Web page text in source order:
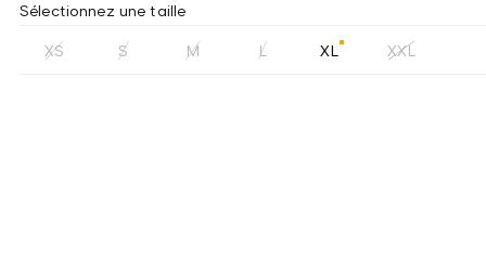
Sélectionnez une taille
XS S M L XL XXL